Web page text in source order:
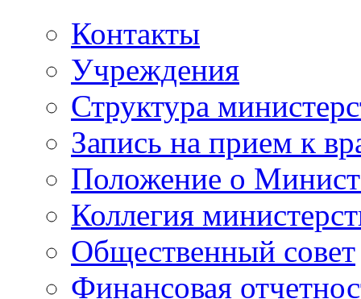
Контакты
Учреждения
Структура
Запись на прием к
Положение о
Коллегия
Общественный совет
Финансовая